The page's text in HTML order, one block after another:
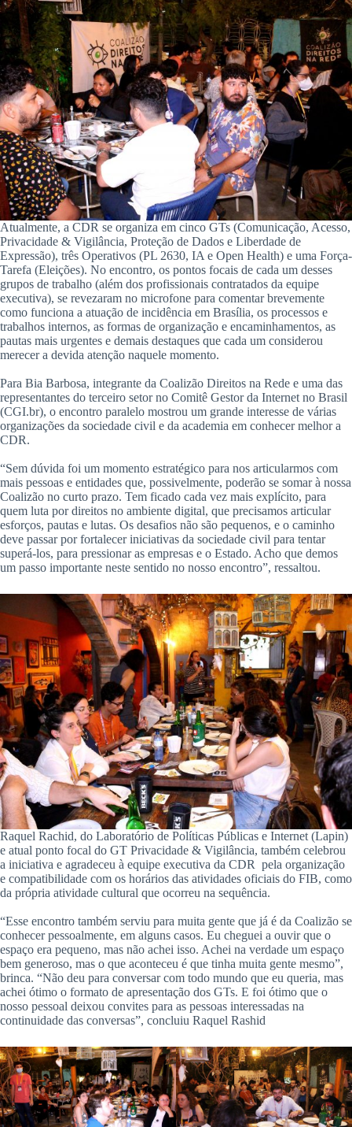
Atualmente, a CDR se organiza em cinco GTs (Comunicação, Acesso,
Privacidade & Vigilância, Proteção de Dados e Liberdade de
Expressão), três Operativos (PL 2630, IA e Open Health) e uma Força-
Tarefa (Eleições). No encontro, os pontos focais de cada um desses
grupos de trabalho (além dos profissionais contratados da equipe
executiva), se revezaram no microfone para comentar brevemente
como funciona a atuação de incidência em Brasília, os processos e
trabalhos internos, as formas de organização e encaminhamentos, as
pautas mais urgentes e demais destaques que cada um considerou
merecer a devida atenção naquele momento.
Para Bia Barbosa, integrante da Coalizão Direitos na Rede e uma das
representantes do terceiro setor no Comitê Gestor da Internet no Brasil
(CGI.br), o encontro paralelo mostrou um grande interesse de várias
organizações da sociedade civil e da academia em conhecer melhor a
CDR.
“Sem dúvida foi um momento estratégico para nos articularmos com
mais pessoas e entidades que, possivelmente, poderão se somar à nossa
Coalizão no curto prazo. Tem ficado cada vez mais explícito, para
quem luta por direitos no ambiente digital, que precisamos articular
esforços, pautas e lutas. Os desafios não são pequenos, e o caminho
deve passar por fortalecer iniciativas da sociedade civil para tentar
superá-los, para pressionar as empresas e o Estado. Acho que demos
um passo importante neste sentido no nosso encontro”, ressaltou.
Raquel Rachid, do Laboratório de Políticas Públicas e Internet (Lapin)
e atual ponto focal do GT Privacidade & Vigilância, também celebrou
a iniciativa e agradeceu à equipe executiva da CDR pela organização
e compatibilidade com os horários das atividades oficiais do FIB, como
da própria atividade cultural que ocorreu na sequência.
“Esse encontro também serviu para muita gente que já é da Coalizão se
conhecer pessoalmente, em alguns casos. Eu cheguei a ouvir que o
espaço era pequeno, mas não achei isso. Achei na verdade um espaço
bem generoso, mas o que aconteceu é que tinha muita gente mesmo”,
brinca. “Não deu para conversar com todo mundo que eu queria, mas
achei ótimo o formato de apresentação dos GTs. E foi ótimo que o
nosso pessoal deixou convites para as pessoas interessadas na
continuidade das conversas”, concluiu Raquel Rashid